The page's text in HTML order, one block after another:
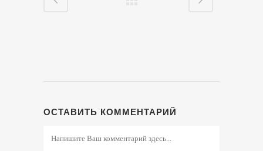
ОСТАВИТЬ КОММЕНТАРИЙ